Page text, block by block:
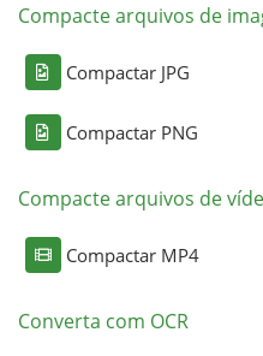
Compacte arquivos de
Compactar JPG
Compactar PNG
Compacte arquivos de
Compactar MP4
Converta com OCR